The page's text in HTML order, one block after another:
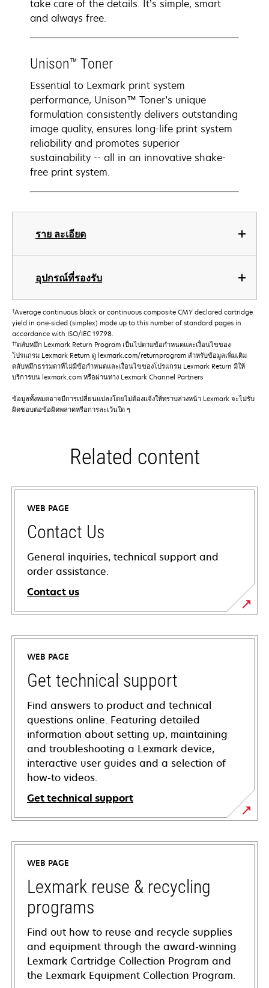
ราย ละเอียด
อุปกรณ์ที่รองรับ
take care of the details. It’s simple, smart
and always free.
Unison™ Toner
Essential to Lexmark print system
performance, Unison™ Toner's unique
formulation consistently delivers outstanding
image quality, ensures long-life print system
reliability and promotes superior
sustainability -- all in an innovative shake-
free print system.
†Average continuous black or continuous composite CMY declared cartridge
yield in one-sided (simplex) mode up to this number of standard pages in
accordance with ISO/IEC 19798.
††ตลับหมึก Lexmark Return Program เป็นไปตามข้อกําหนดและเงื่อนไขของ
โปรแกรม Lexmark Return ดู lexmark.com/returnprogram สําหรับข้อมูลเพิ่มเติม
ตลับหมึกธรรมดาที่ไม่มีข้อกําหนดและเงื่อนไขของโปรแกรม Lexmark Return มีให้
บริการบน lexmark.com หรือผ่านทาง Lexmark Channel Partners
ข้อมูลทั้งหมดอาจมีการเปลี่ยนแปลงโดยไม่ต้องแจ้งให้ทราบล่วงหน้า Lexmark จะไม่รับ
ผิดชอบต่อข้อผิดพลาดหรือการละเว้นใด ๆ
Related content
WEB PAGE
Contact Us
General inquiries, technical support and
order assistance.
Contact us
WEB PAGE
Get technical support
Find answers to product and technical
questions online. Featuring detailed
information about setting up, maintaining
and troubleshooting a Lexmark device,
interactive user guides and a selection of
how-to videos.
Get technical support
opens
in
new
tab
WEB PAGE
Lexmark reuse & recycling
programs
Find out how to reuse and recycle supplies
and equipment through the award-winning
Lexmark Cartridge Collection Program and
the Lexmark Equipment Collection Program.